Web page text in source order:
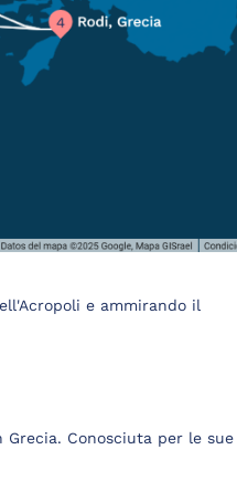
e ammirando il
Conosciuta per le sue